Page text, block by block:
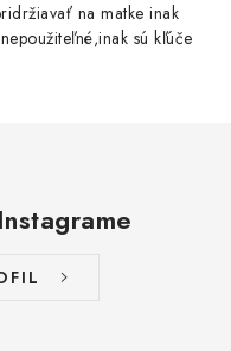
na matke inak
sú kľúče